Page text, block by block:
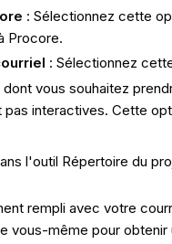
: Sélectionnez cette
Procore.
: Sélectionnez
vous souhaitez
pas interactives. Cette
l'outil Répertoire du
rempli avec votre
vous-même pour